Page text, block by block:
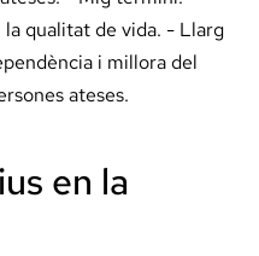
qualitat de vida. - Llarg
i millora del
ateses.
en la